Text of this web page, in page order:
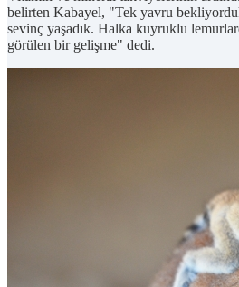
belirten Kabayel, "Tek yavru
sevinç yaşadık. Halka kuyruklu
görülen bir gelişme" dedi.